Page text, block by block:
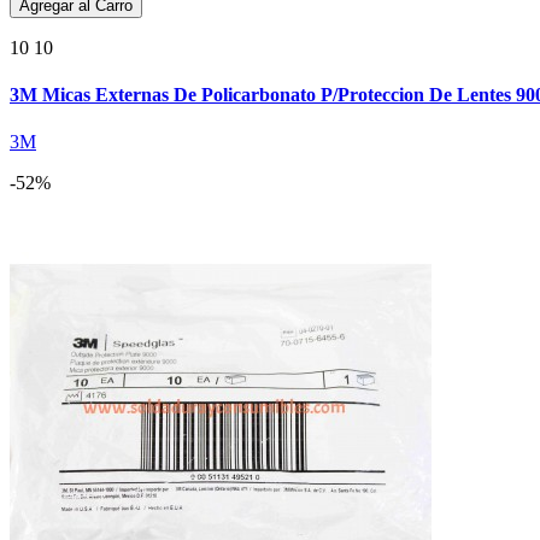
Agregar al Carro
10 10
3M Micas Externas De Policarbonato P/Proteccion De Lentes
3M
-52%